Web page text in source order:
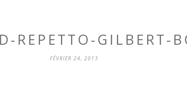
REPETTO-GILBERT-
FÉVRIER 24, 2013